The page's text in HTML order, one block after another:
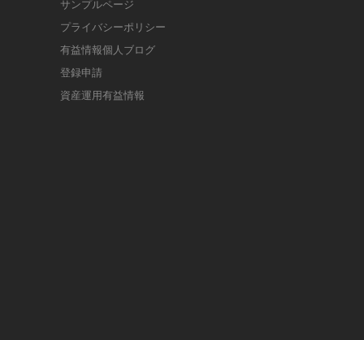
サンプルページ
プライバシーポリシー
有益情報個人ブログ
登録申請
資産運用有益情報